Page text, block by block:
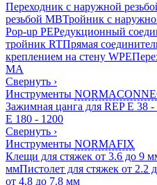
Переходник с наружной
резьбой MBТройник с
Pop-up PEРедукционный
тройник RTПрямая
креплением на стену WPE
MA
Свернуть ›
Инструменты
Зажимная цанга для REP E 38 -
E 180 - 1200
Свернуть ›
Инструменты NORMAFIX
Клещи для стяжек от 3.6 до 9
ммПистолет для стяжек от 2.2
от 4.8 до 7.8 мм